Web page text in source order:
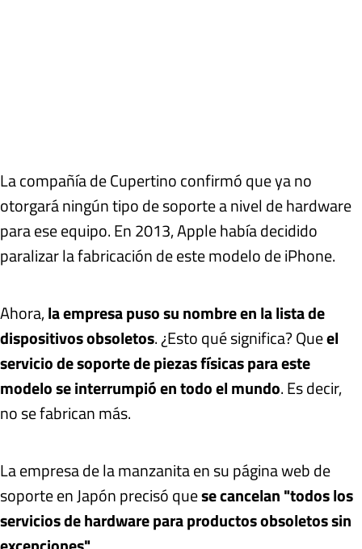
La compañía de Cupertino confirmó que ya no
otorgará ningún tipo de soporte a nivel de hardware
para ese equipo. En 2013, Apple había decidido
paralizar la fabricación de este modelo de iPhone.
Ahora,la empresa puso su nombre en la lista de
dispositivos obsoletos. ¿Esto qué significa? Queel
servicio de soporte de piezas físicas para este
modelo se interrumpió en todo el mundo. Es decir,
no se fabrican más.
La empresa de la manzanita en su página web de
soporte en Japón precisó quese cancelan "todos los
servicios de hardware para productos obsoletos sin